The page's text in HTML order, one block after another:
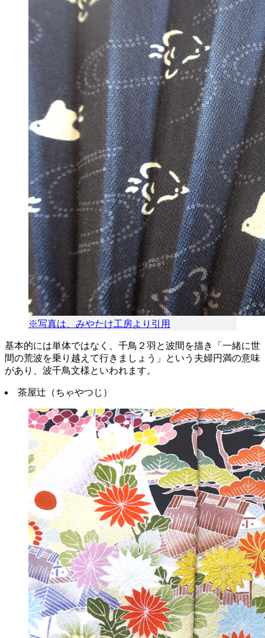
※写真は、みやたけ工房より引用
基本的には単体ではなく、千鳥２羽と波間を描き「一緒に世
間の荒波を乗り越えて行きましょう」という夫婦円満の意味
があり、波千鳥文様といわれます。
茶屋辻（ちゃやつじ）